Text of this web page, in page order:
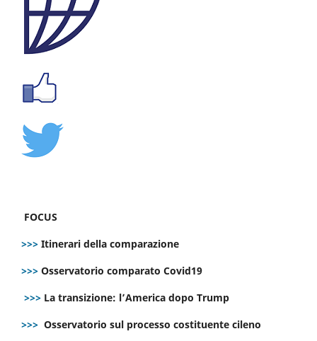
FOCUS
>>> Itinerari della comparazione
>>> Osservatorio comparato Covid19
>>> La transizione: l’America dopo Trump
>>> Osservatorio sul processo costituente cileno